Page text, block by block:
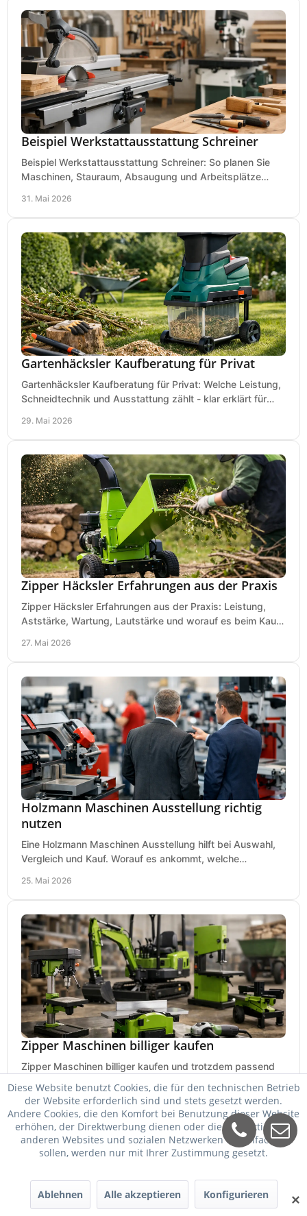
Beispiel Werkstattausstattung Schreiner
Beispiel Werkstattausstattung Schreiner: So planen Sie
Maschinen, Stauraum, Absaugung und Arbeitsplätze
31. Mai 2026
Gartenhäcksler Kaufberatung für Privat
Gartenhäcksler Kaufberatung für Privat: Welche Leistung,
Schneidtechnik und Ausstattung zählt - klar erklärt für
29. Mai 2026
Zipper Häcksler Erfahrungen aus der Praxis
Zipper Häcksler Erfahrungen aus der Praxis: Leistung,
Aststärke, Wartung, Lautstärke und worauf es beim Kauf
27. Mai 2026
Holzmann Maschinen Ausstellung richtig
nutzen
Eine Holzmann Maschinen Ausstellung hilft bei Auswahl,
Vergleich und Kauf. Worauf es ankommt, welche
25. Mai 2026
Zipper Maschinen billiger kaufen
Zipper Maschinen billiger kaufen und trotzdem passend
Service und Folgekosten richtig.
24. Mai 2026
✕
Diese Website benutzt Cookies, die für den technischen Betrieb
der Website erforderlich sind und stets gesetzt werden.
Andere Cookies, die den Komfort bei Benutzung dieser Website
erhöhen, der Direktwerbung dienen oder die Interaktion mit
anderen Websites und sozialen Netzwerken vereinfachen
sollen, werden nur mit Ihrer Zustimmung gesetzt.
Ablehnen Alle akzeptieren Konfigurieren